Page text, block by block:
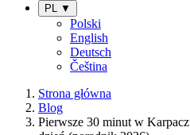
PL ▼
Polski
English
Deutsch
Čeština
Strona główna
Blog
Pierwsze 30 minut w